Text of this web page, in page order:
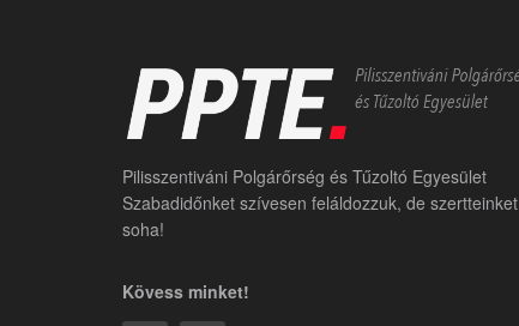
Pilisszentiváni Polgárőrség és Tűzoltó Egyesület
Szabadidőnket szívesen feláldozzuk, de szertteinket
soha!
Kövess minket!